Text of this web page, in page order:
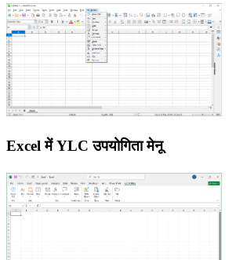
Excel में YLC उपयोगिता मेनू